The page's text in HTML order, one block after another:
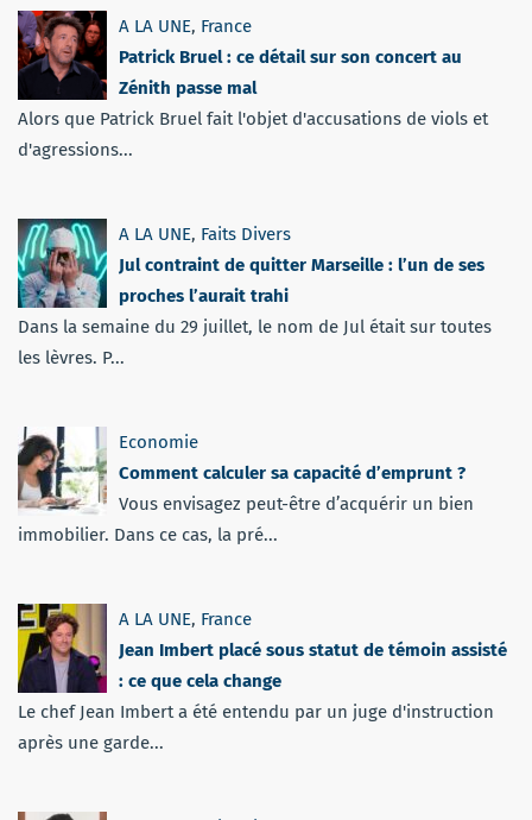
A LA UNE, France
Patrick Bruel : ce détail sur son concert au
Zénith passe mal
Alors que Patrick Bruel fait l'objet d'accusations de viols et
d'agressions...
A LA UNE, Faits Divers
Jul contraint de quitter Marseille : l’un de ses
proches l’aurait trahi
Dans la semaine du 29 juillet, le nom de Jul était sur toutes
les lèvres. P...
Economie
Comment calculer sa capacité d’emprunt ?
Vous envisagez peut-être d’acquérir un bien
immobilier. Dans ce cas, la pré...
A LA UNE, France
Jean Imbert placé sous statut de témoin assisté
: ce que cela change
Le chef Jean Imbert a été entendu par un juge d'instruction
après une garde...